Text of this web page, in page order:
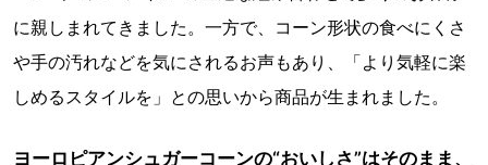
に親しまれてきました。一方で、コーン形状の食べにくさ
や手の汚れなどを気にされるお声もあり、「より気軽に楽
しめるスタイルを」との思いから商品が生まれました。
ヨーロピアンシュガーコーンの“おいしさ”はそのまま、